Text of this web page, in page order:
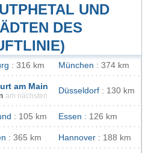
UND
DES
: 316 km München : 374 km
am Main
am nächsten
Düsseldorf : 130 km
: 105 km Essen : 126 km
: 365 km Hannover : 188 km